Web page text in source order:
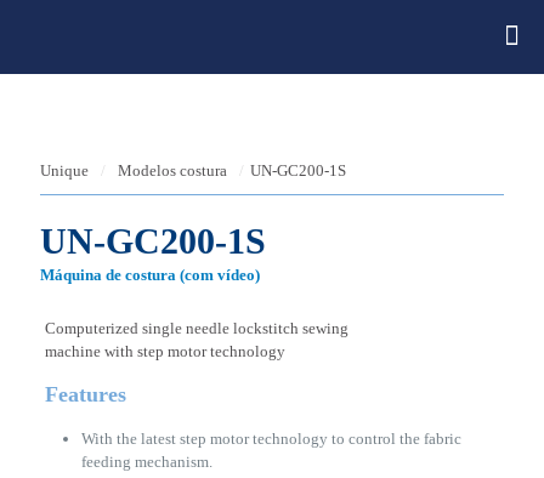
Unique Modelos costura UN-GC200-1S
UN-GC200-1S
Máquina de costura (com vídeo)
Computerized single needle lockstitch sewing
machine with step motor technology
Features
With the latest step motor technology to control the fabric
feeding mechanism.